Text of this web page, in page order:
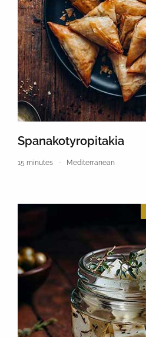
Spanakotyropitakia
15 minutes Mediterranean